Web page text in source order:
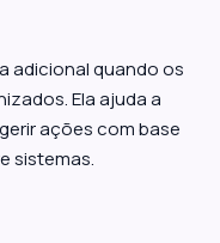
adicional quando os
Ela ajuda a
ações com base
sistemas.